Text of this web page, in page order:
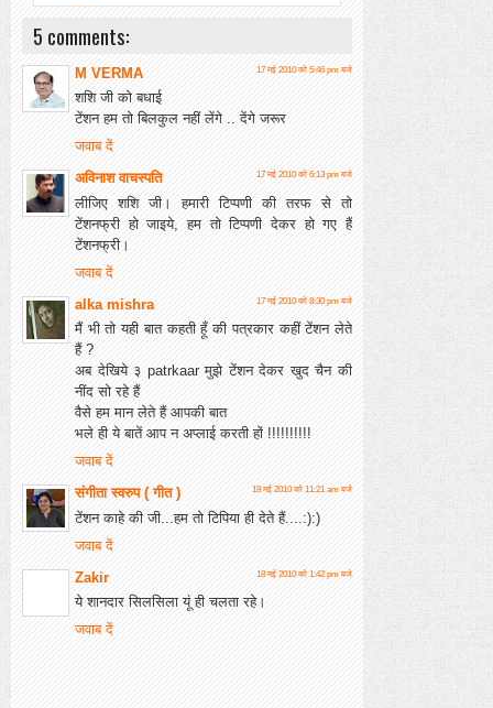
5 comments:
M VERMA 17 मई 2010 को 5:46 pm बजे
शशि जी को बधाई
टेंशन हम तो बिलकुल नहीं लेंगे .. देंगे जरूर
जवाब दें
अविनाश वाचस्पति
17 मई 2010 को 6:13 pm बजे
लीजिए शशि जी। हमारी टिप्‍पणी की तरफ से तो
टेंशनफ्री हो जाइये, हम तो टिप्‍पणी देकर हो गए हैं
टेंशनफ्री।
जवाब दें
alka mishra
17 मई 2010 को 8:30 pm बजे
मैं भी तो यही बात कहती हूँ की पत्रकार कहीं टेंशन लेते
हैं ?
अब देखिये ३ patrkaar मुझे टेंशन देकर खुद चैन की
नींद सो रहे हैं
वैसे हम मान लेते हैं आपकी बात
भले ही ये बातें आप न अप्लाई करती हों !!!!!!!!!!
जवाब दें
संगीता स्वरुप ( गीत )
18 मई 2010 को 11:21 am बजे
टेंशन काहे की जी...हम तो टिपिया ही देते हैं....:):)
जवाब दें
Zakir
18 मई 2010 को 1:42 pm बजे
ये शानदार सिलसिला यूं ही चलता रहे।
जवाब दें